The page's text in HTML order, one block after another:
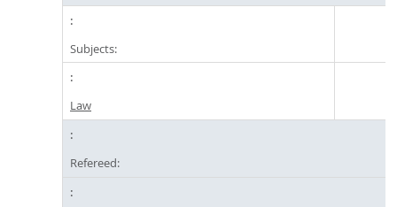
Subjects:
Law
Refereed: